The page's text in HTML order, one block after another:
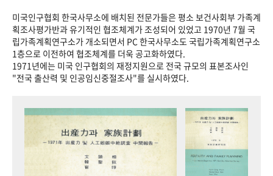
미국인구협회 한국사무소에 배치된 전문가들은 평소 보건사회부 가족계
획조사평가반과 유기적인 협조체계가 조성되어 있었고 1970년 7월 국
립가족계획연구소가 개소되면서 PC 한국사무소도 국립가족계획연구소
1층으로 이전하여 협조체계를 더욱 공고화하였다.
1971년에는 미국 인구협회의 재정지원으로 전국 규모의 표본조사인
"전국 출산력 및 인공임신중절조사"를 실시하였다.